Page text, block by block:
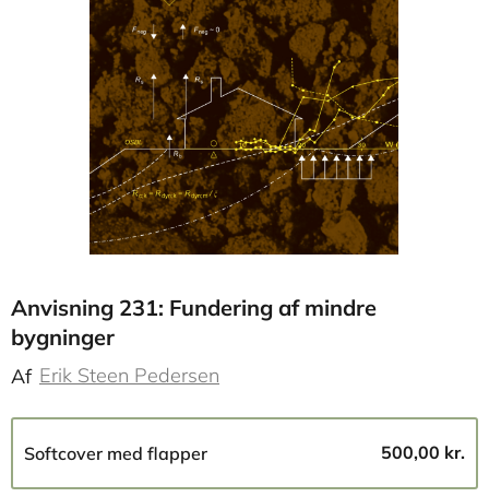
Anvisning 231: Fundering af mindre
bygninger
Af Erik Steen Pedersen
Softcover med flapper 500,00 kr.